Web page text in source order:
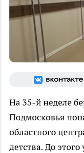
На 35-й неделе
Подмосковья
областного
детства. До